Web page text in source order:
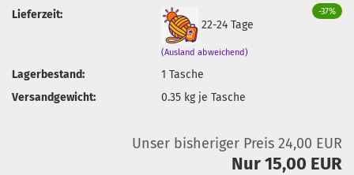
-37%
Lieferzeit:
22-24 Tage
(Ausland abweichend)
Lagerbestand: 1Tasche
Versandgewicht:
0.35 kg je Tasche
Unser bisheriger Preis 24,00 EUR
Nur 15,00 EUR